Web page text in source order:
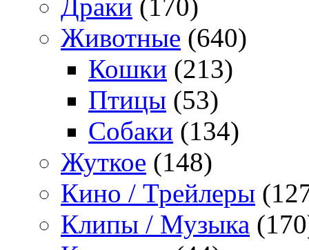
Драки (170)
Животные (640)
Кошки (213)
Птицы (53)
Собаки (134)
Жуткое (148)
Кино / Трейлеры
Клипы / Музыка